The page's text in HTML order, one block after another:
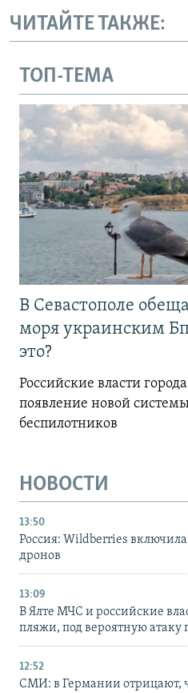
ЧИТАЙТЕ ТАКЖЕ:
ТОП-ТЕМА
В Севастополе
моря украинским
это?
Российские власти
появление новой
беспилотников
НОВОСТИ
13:50
Россия: Wildberries
дронов
13:09
В Ялте МЧС и российские
пляжи, под вероятную атаку
12:52
СМИ: в Германии отрицают,